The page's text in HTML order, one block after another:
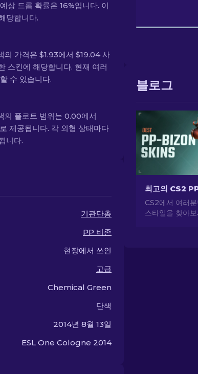
상 드롭 확률은 16%입니다. 이
당합니다.
의 가격은 $1.93에서 $19.04 사
스킨에 해당합니다. 현재 여러
수 있습니다.
의 플로트 범위는 0.00에서
제공됩니다. 각 외형 상태마다
니다.
기관단총
PP 비존
현장에서 쓰인
고급
Chemical Green
단색
2014년 8월 13일
ESL One Cologne 2014
블로그
CS2에서 여러
스타일을 찾아